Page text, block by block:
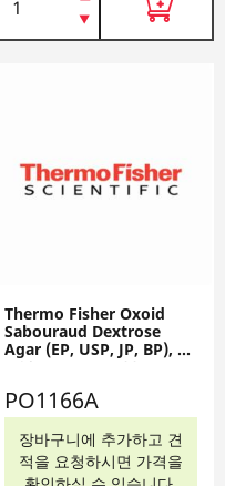
Thermo Fisher Oxoid
Sabouraud Dextrose
Agar (EP, USP, JP, BP), 10
x 90 mm, PO1166A
PO1166A
장바구니에 추가하고 견
적을 요청하시면 가격을